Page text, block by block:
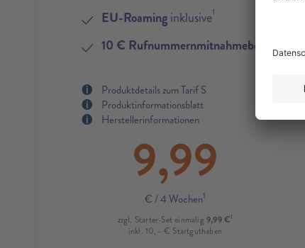
EU-Roaminginklusive1
10 € Rufnummernmitnahmebonus
Produktdetails zum Tarif S
Produktinformationsblatt
Herstellerinformationen
9,99
€ / 4 Wochen1
zzgl. Starter-Set einmalig 9,99 €1
inkl. 10,– € Startguthaben